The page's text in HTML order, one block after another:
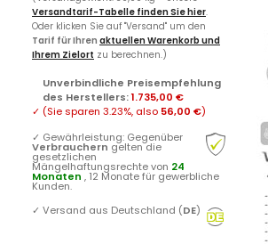
Versandtarif-Tabelle finden Sie hier.
Oder klicken Sie auf "Versand" um den
Tarif für Ihren aktuellen Warenkorb und
Ihrem Zielort zu berechnen.)
Unverbindliche Preisempfehlung
des Herstellers:1.735,00 €
✓ (Sie sparen 3.23%, also 56,00 €)
✓ Gewährleistung: Gegenüber
Verbrauchern gelten die
gesetzlichen
Mängelhaftungsrechte von 24
Monaten , 12 Monate für gewerbliche
Kunden.
✓ Versand aus Deutschland (DE)